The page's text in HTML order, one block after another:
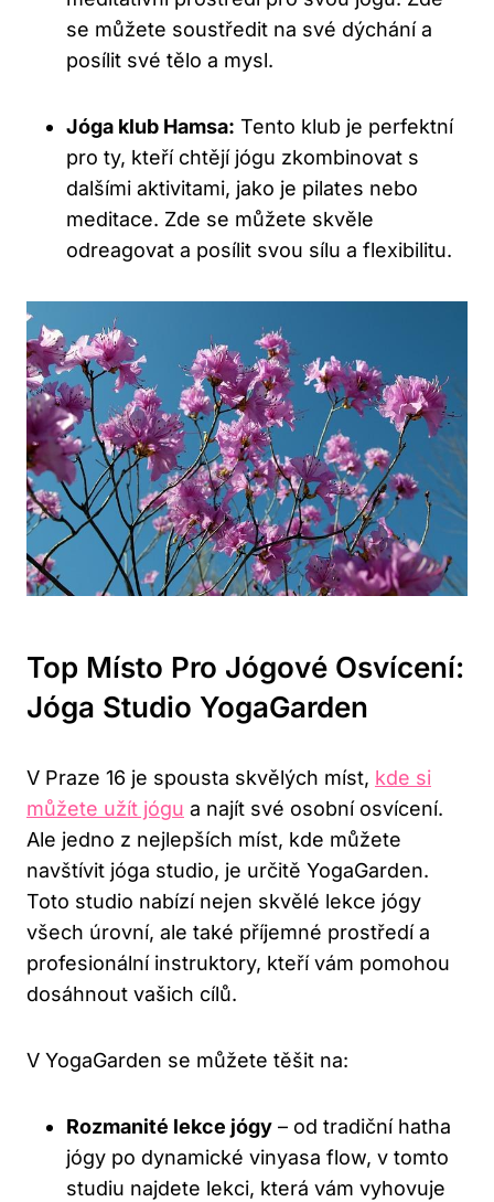
se můžete soustředit na své dýchání a
posílit své tělo a mysl.
Jóga klub Hamsa: Tento klub je perfektní
pro ty, kteří chtějí jógu zkombinovat s
dalšími aktivitami, jako je pilates nebo
meditace. Zde se můžete skvěle
odreagovat a posílit svou sílu a flexibilitu.
Top Místo Pro Jógové Osvícení:
Jóga Studio YogaGarden
V Praze 16 je spousta skvělých míst, kde si
můžete užít jógu a najít své osobní osvícení.
Ale jedno z nejlepších míst, kde můžete
navštívit jóga studio, je určitě YogaGarden.
Toto studio nabízí nejen skvělé lekce jógy
všech úrovní, ale také příjemné prostředí a
profesionální instruktory, kteří vám pomohou
dosáhnout vašich cílů.
V YogaGarden se můžete těšit na:
Rozmanité lekce jógy – od tradiční hatha
jógy po dynamické vinyasa flow, v tomto
studiu najdete lekci, která vám vyhovuje